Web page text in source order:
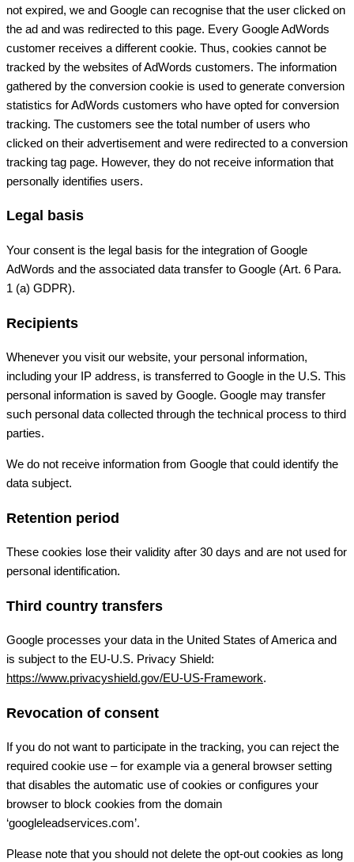
not expired, we and Google can recognise that the user clicked on
the ad and was redirected to this page. Every Google AdWords
customer receives a different cookie. Thus, cookies cannot be
tracked by the websites of AdWords customers. The information
gathered by the conversion cookie is used to generate conversion
statistics for AdWords customers who have opted for conversion
tracking. The customers see the total number of users who
clicked on their advertisement and were redirected to a conversion
tracking tag page. However, they do not receive information that
personally identifies users.
Legal basis
Your consent is the legal basis for the integration of Google
AdWords and the associated data transfer to Google (Art. 6 Para.
1 (a) GDPR).
Recipients
Whenever you visit our website, your personal information,
including your IP address, is transferred to Google in the U.S. This
personal information is saved by Google. Google may transfer
such personal data collected through the technical process to third
parties.
We do not receive information from Google that could identify the
data subject.
Retention period
These cookies lose their validity after 30 days and are not used for
personal identification.
Third country transfers
Google processes your data in the United States of America and
is subject to the EU-U.S. Privacy Shield:
https://www.privacyshield.gov/EU-US-Framework.
Revocation of consent
If you do not want to participate in the tracking, you can reject the
required cookie use – for example via a general browser setting
that disables the automatic use of cookies or configures your
browser to block cookies from the domain
‘googleleadservices.com’.
Please note that you should not delete the opt-out cookies as long